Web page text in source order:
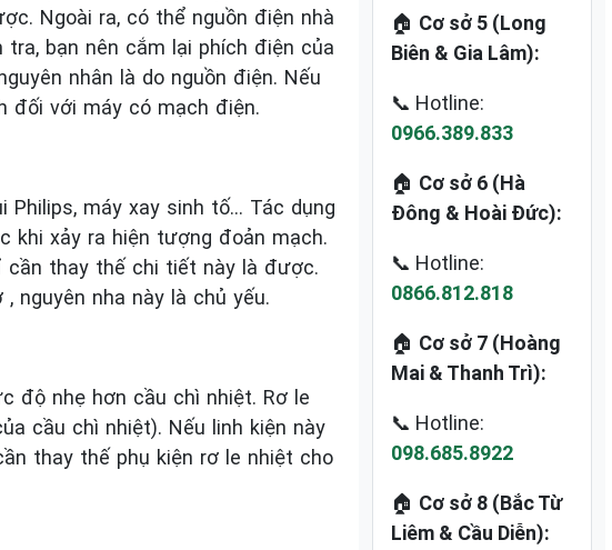
Ngoài ra, có thể nguồn điện nhà
bạn nên cắm lại phích điện của
nhân là do nguồn điện. Nếu
đối với máy có mạch điện.
máy xay sinh tố… Tác dụng
khi xảy ra hiện tượng đoản mạch.
cần thay thế chi tiết này là được.
nguyên nha này là chủ yếu.
độ nhẹ hơn cầu chì nhiệt. Rơ le
cầu chì nhiệt). Nếu linh kiện này
thay thế phụ kiện rơ le nhiệt cho
🏠 Cơ sở 5 (Long
Biên & Gia Lâm):
📞 Hotline:
0966.389.833
🏠 Cơ sở 6 (Hà
Đông & Hoài Đức):
📞 Hotline:
0866.812.818
🏠 Cơ sở 7 (Hoàng
Mai & Thanh Trì):
📞 Hotline:
098.685.8922
🏠 Cơ sở 8 (Bắc Từ
Liêm & Cầu Diễn):